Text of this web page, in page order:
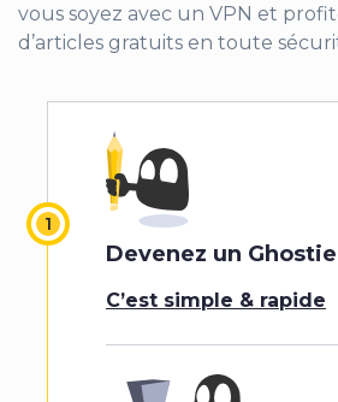
vous soyez avec un VPN et
d’articles gratuits en toute
Devenez un
C’est simple & rapide